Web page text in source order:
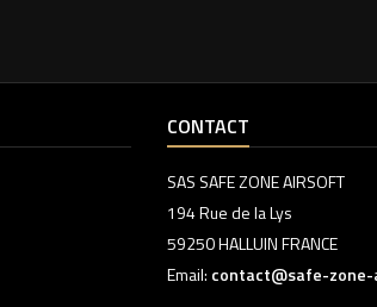
CONTACT
SAS SAFE ZONE AIRSOFT
194 Rue de la Lys
59250 HALLUIN FRANCE
Email: contact@safe-